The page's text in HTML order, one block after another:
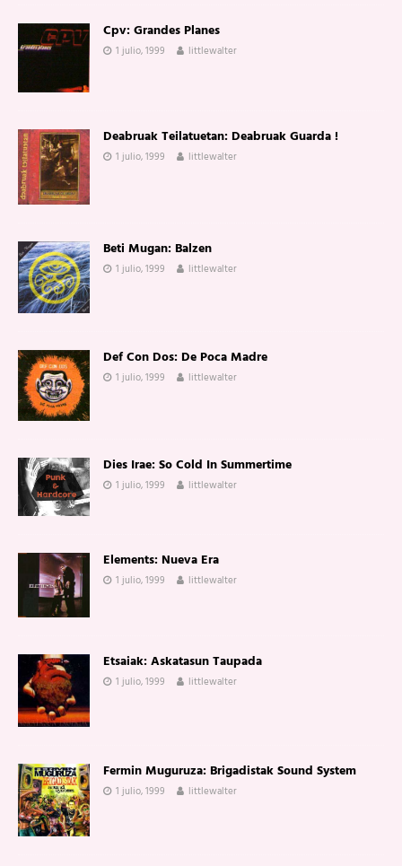
Cpv: Grandes Planes
1 julio, 1999 littlewalter
Deabruak Teilatuetan: Deabruak Guarda !
1 julio, 1999 littlewalter
Beti Mugan: Balzen
1 julio, 1999 littlewalter
Def Con Dos: De Poca Madre
1 julio, 1999 littlewalter
Dies Irae: So Cold In Summertime
1 julio, 1999 littlewalter
Elements: Nueva Era
1 julio, 1999 littlewalter
Etsaiak: Askatasun Taupada
1 julio, 1999 littlewalter
Fermin Muguruza: Brigadistak Sound System
1 julio, 1999 littlewalter